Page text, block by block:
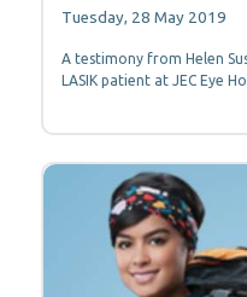
Tuesday, 28 May 2019
A testimony from Helen
LASIK patient at JEC Eye